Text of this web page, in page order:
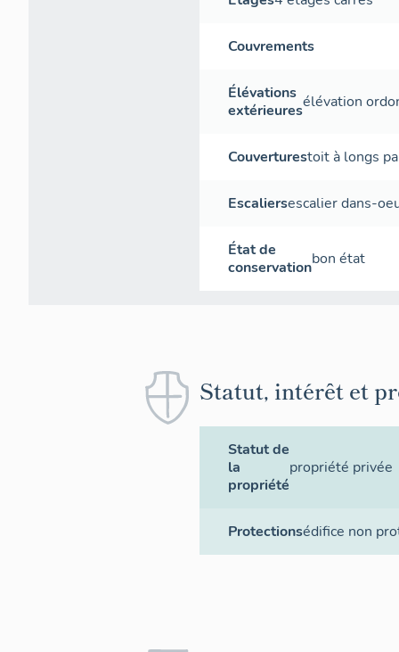
Couvrements
Élévations
extérieuresélévation
Couverturestoit à longs
Escaliersescalier dans-
État de
conservationbon état
Statut, intérêt et
Statut de
la
propriété
propriété privée
Protectionsédifice non